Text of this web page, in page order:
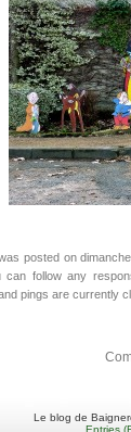
posted on
can follow any
pings are currently
Le blog de
Entries